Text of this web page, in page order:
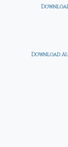
Download